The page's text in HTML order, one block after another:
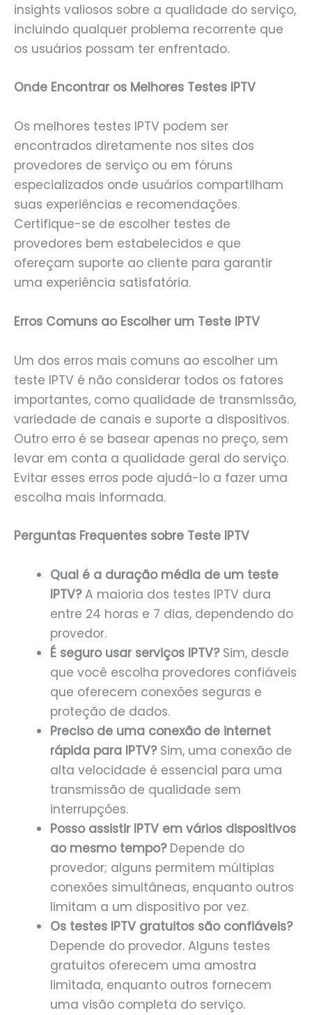
insights valiosos sobre a qualidade do serviço,
incluindo qualquer problema recorrente que
os usuários possam ter enfrentado.
Onde Encontrar os Melhores Testes IPTV
Os melhores testes IPTV podem ser
encontrados diretamente nos sites dos
provedores de serviço ou em fóruns
especializados onde usuários compartilham
suas experiências e recomendações.
Certifique-se de escolher testes de
provedores bem estabelecidos e que
ofereçam suporte ao cliente para garantir
uma experiência satisfatória.
Erros Comuns ao Escolher um Teste IPTV
Um dos erros mais comuns ao escolher um
teste IPTV é não considerar todos os fatores
importantes, como qualidade de transmissão,
variedade de canais e suporte a dispositivos.
Outro erro é se basear apenas no preço, sem
levar em conta a qualidade geral do serviço.
Evitar esses erros pode ajudá-lo a fazer uma
escolha mais informada.
Perguntas Frequentes sobre Teste IPTV
Qual é a duração média de um teste
IPTV?A maioria dos testes IPTV dura
entre 24 horas e 7 dias, dependendo do
provedor.
É seguro usar serviços IPTV?Sim, desde
que você escolha provedores confiáveis
que oferecem conexões seguras e
proteção de dados.
Preciso de uma conexão de internet
rápida para IPTV?Sim, uma conexão de
alta velocidade é essencial para uma
transmissão de qualidade sem
interrupções.
Posso assistir IPTV em vários dispositivos
ao mesmo tempo?Depende do
provedor; alguns permitem múltiplas
conexões simultâneas, enquanto outros
limitam a um dispositivo por vez.
Os testes IPTV gratuitos são confiáveis?
Depende do provedor. Alguns testes
gratuitos oferecem uma amostra
limitada, enquanto outros fornecem
uma visão completa do serviço.